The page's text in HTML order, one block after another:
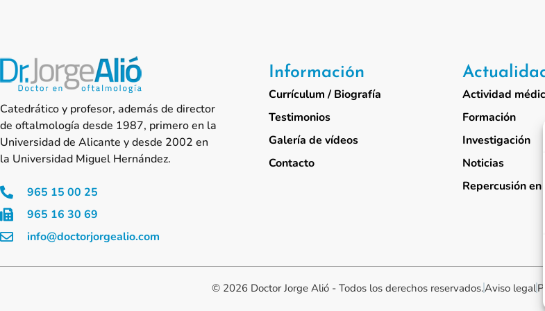
Catedrático y profesor, además de director
de oftalmología desde 1987, primero en la
Universidad de Alicante y desde 2002 en
la Universidad Miguel Hernández.
965 15 00 25
965 16 30 69
info@doctorjorgealio.com
Información
Currículum / Biografía
Testimonios
Galería de vídeos
Contacto
Actividad
Formación
Investigación
Noticias
Repercusión
© 2026 Doctor Jorge Alió - Todos los derechos reservados.Aviso legal